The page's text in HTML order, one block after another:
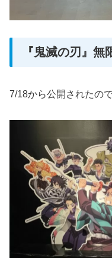
『鬼滅の刃』無
7/18から公開されたの